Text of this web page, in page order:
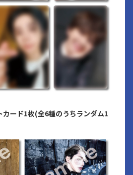
ード1枚(全6種のうちランダム1